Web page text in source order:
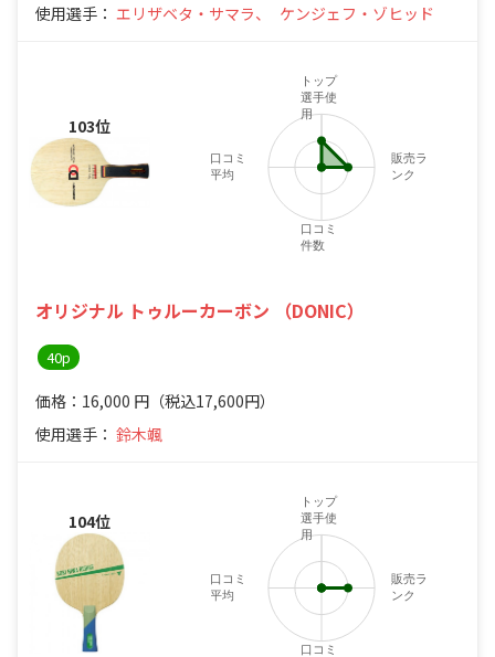
使用選手： エリザベタ・サマラ、 ケンジェフ・ゾヒッド
103位
オリジナル トゥルーカーボン （DONIC）
40p
価格：16,000 円 （税込17,600円）
使用選手： 鈴木颯
トップ
選手使
用
販売ラ
ンク
口コミ
件数
口コミ
平均
104位
トップ
選手使
用
販売ラ
ンク
口コミ
口コミ
平均